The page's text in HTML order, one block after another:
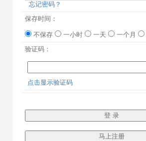
忘记密码？
保存时间：
不保存 一小时 一天 一个月
验证码：
点击显示验证码